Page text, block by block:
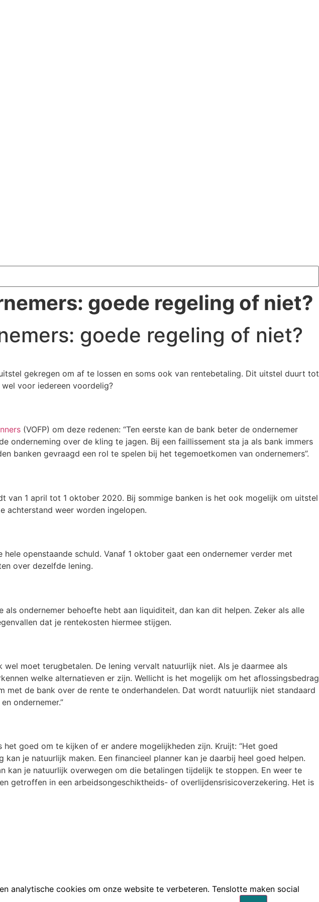
goede regeling of niet?
goede regeling of niet?
gekregen om af te lossen en soms ook van rentebetaling. Dit uitstel duurt tot
voor iedereen voordelig?
(VOFP) om deze redenen: “Ten eerste kan de bank beter de ondernemer
onderneming over de kling te jagen. Bij een faillissement sta ja als bank immers
banken gevraagd een rol te spelen bij het tegemoetkomen van ondernemers”.
van 1 april tot 1 oktober 2020. Bij sommige banken is het ook mogelijk om uitstel
achterstand weer worden ingelopen.
openstaande schuld. Vanaf 1 oktober gaat een ondernemer verder met
over dezelfde lening.
ondernemer behoefte hebt aan liquiditeit, dan kan dit helpen. Zeker als alle
dat je rentekosten hiermee stijgen.
moet terugbetalen. De lening vervalt natuurlijk niet. Als je daarmee als
welke alternatieven er zijn. Wellicht is het mogelijk om het aflossingsbedrag
de bank over de rente te onderhandelen. Dat wordt natuurlijk niet standaard
ondernemer.”
goed om te kijken of er andere mogelijkheden zijn. Kruijt: “Het goed
je natuurlijk maken. Een financieel planner kan je daarbij heel goed helpen.
je natuurlijk overwegen om die betalingen tijdelijk te stoppen. En weer te
getroffen in een arbeidsongeschiktheids- of overlijdensrisicoverzekering. Het is
analytische cookies om onze website te verbeteren. Tenslotte maken social